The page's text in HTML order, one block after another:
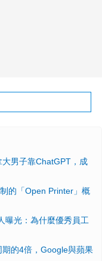
男子靠ChatGPT，成
的「Open Printer」概
曝光：為什麼優秀員工
的4倍，Google與蘋果